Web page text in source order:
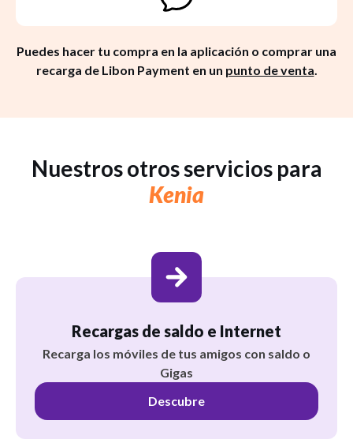
Puedes hacer tu compra en la aplicación o comprar una
recarga de Libon Payment en un punto de venta.
Nuestros otros servicios para
Kenia
Recargas de saldo e Internet
Recarga los móviles de tus amigos con saldo o
Gigas
Descubre